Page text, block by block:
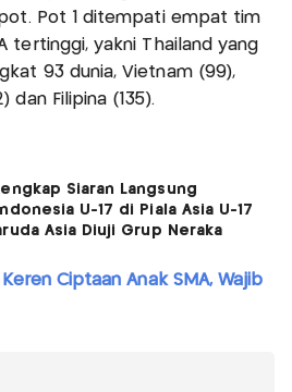
Pot 1 ditempati empat tim
tertinggi, yakni Thailand yang
93 dunia, Vietnam (99),
dan Filipina (135).
Siaran Langsung
U-17 di Piala Asia U-17
Asia Diuji Grup Neraka
Ciptaan Anak SMA, Wajib